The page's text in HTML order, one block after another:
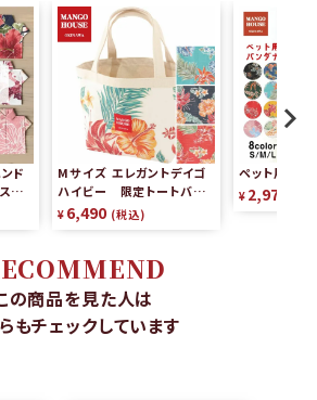
ド
タ
Mサイズ エレガントデイゴ
ハイビー 限定トートバッグ
リバーシブル
¥ 6,490 税込
ペット用かり
¥ 2,970
の商品を見た人は
もチェックしています